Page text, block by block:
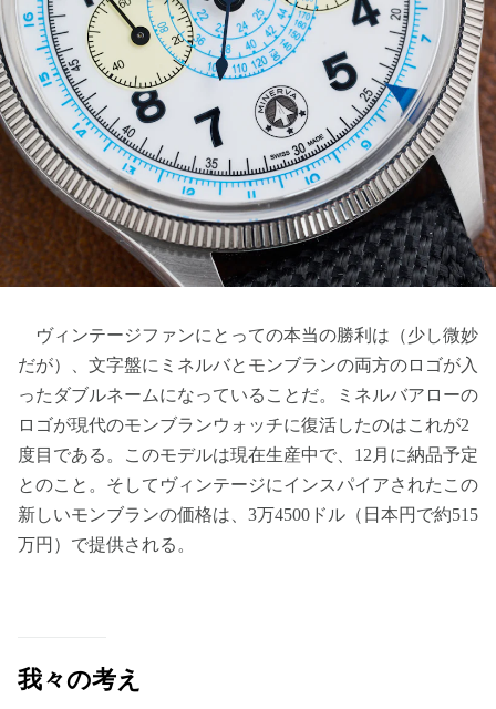
ヴィンテージファンにとっての本当の勝利は（少し微妙
だが）、文字盤にミネルバとモンブランの両方のロゴが入
ったダブルネームになっていることだ。ミネルバアローの
ロゴが現代のモンブランウォッチに復活したのはこれが2
度目である。このモデルは現在生産中で、12月に納品予定
とのこと。そしてヴィンテージにインスパイアされたこの
新しいモンブランの価格は、3万4500ドル（日本円で約515
万円）で提供される。
我々の考え